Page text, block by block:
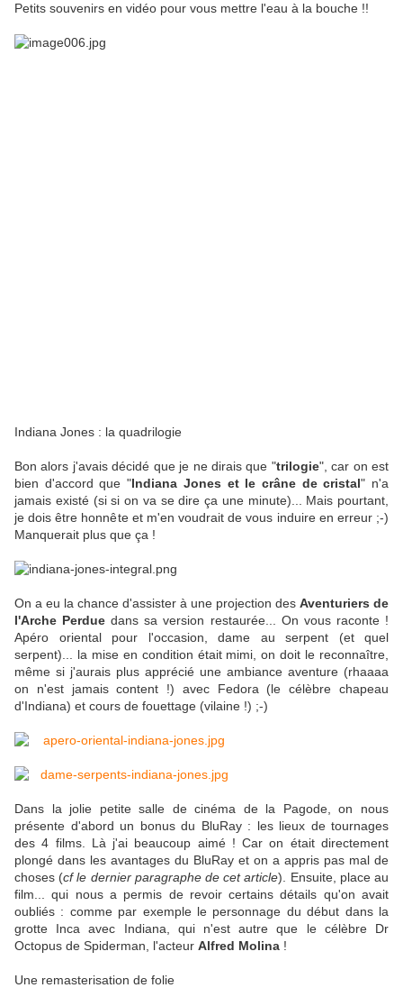
Petits souvenirs en vidéo pour vous mettre l'eau à la bouche !!
Indiana Jones : la quadrilogie
Bon alors j'avais décidé que je ne dirais que "trilogie", car on est
bien d'accord que "Indiana Jones et le crâne de cristal" n'a
jamais existé (si si on va se dire ça une minute)... Mais pourtant,
je dois être honnête et m'en voudrait de vous induire en erreur ;-)
Manquerait plus que ça !
On a eu la chance d'assister à une projection des Aventuriers de
l'Arche Perdue dans sa version restaurée... On vous raconte !
Apéro oriental pour l'occasion, dame au serpent (et quel
serpent)... la mise en condition était mimi, on doit le reconnaître,
même si j'aurais plus apprécié une ambiance aventure (rhaaaa
on n'est jamais content !) avec Fedora (le célèbre chapeau
d'Indiana) et cours de fouettage (vilaine !) ;-)
Dans la jolie petite salle de cinéma de la Pagode, on nous
présente d'abord un bonus du BluRay : les lieux de tournages
des 4 films. Là j'ai beaucoup aimé ! Car on était directement
plongé dans les avantages du BluRay et on a appris pas mal de
choses (cf le dernier paragraphe de cet article). Ensuite, place au
film... qui nous a permis de revoir certains détails qu'on avait
oubliés : comme par exemple le personnage du début dans la
grotte Inca avec Indiana, qui n'est autre que le célèbre Dr
Octopus de Spiderman, l'acteur Alfred Molina !
Une remasterisation de folie